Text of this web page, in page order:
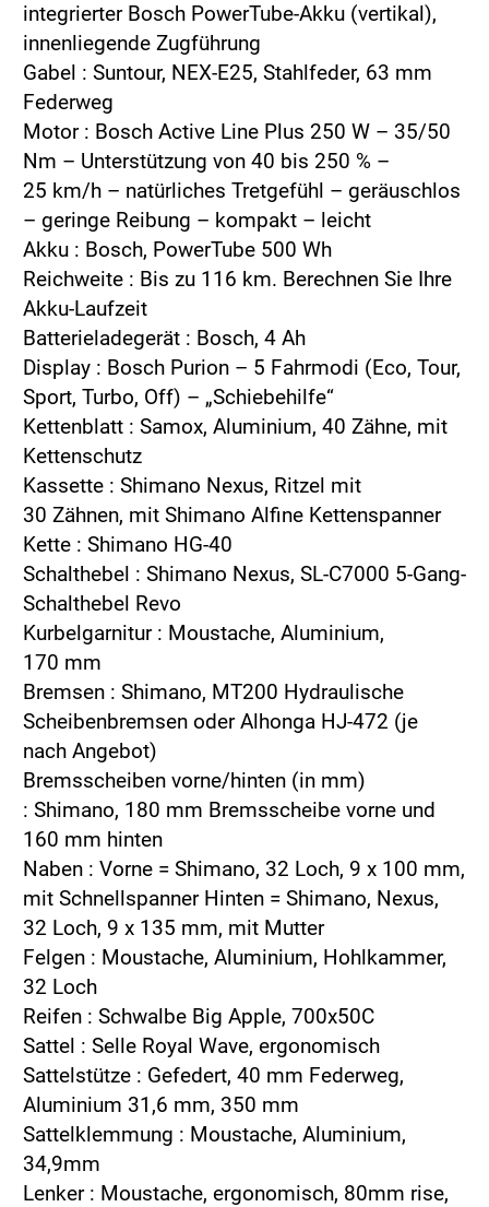
integrierter Bosch PowerTube-Akku (vertikal),
innenliegende Zugführung
Gabel : Suntour, NEX-E25, Stahlfeder, 63 mm
Federweg
Motor : Bosch Active Line Plus 250 W – 35/50
Nm – Unterstützung von 40 bis 250 % –
25 km/h – natürliches Tretgefühl – geräuschlos
– geringe Reibung – kompakt – leicht
Akku : Bosch, PowerTube 500 Wh
Reichweite : Bis zu 116 km. Berechnen Sie Ihre
Akku-Laufzeit
Batterieladegerät : Bosch, 4 Ah
Display : Bosch Purion – 5 Fahrmodi (Eco, Tour,
Sport, Turbo, Off) – „Schiebehilfe“
Kettenblatt : Samox, Aluminium, 40 Zähne, mit
Kettenschutz
Kassette : Shimano Nexus, Ritzel mit
30 Zähnen, mit Shimano Alfine Kettenspanner
Kette : Shimano HG-40
Schalthebel : Shimano Nexus, SL-C7000 5-Gang-
Schalthebel Revo
Kurbelgarnitur : Moustache, Aluminium,
170 mm
Bremsen : Shimano, MT200 Hydraulische
Scheibenbremsen oder Alhonga HJ-472 (je
nach Angebot)
Bremsscheiben vorne/hinten (in mm)
: Shimano, 180 mm Bremsscheibe vorne und
160 mm hinten
Naben : Vorne = Shimano, 32 Loch, 9 x 100 mm,
mit Schnellspanner Hinten = Shimano, Nexus,
32 Loch, 9 x 135 mm, mit Mutter
Felgen : Moustache, Aluminium, Hohlkammer,
32 Loch
Reifen : Schwalbe Big Apple, 700x50C
Sattel : Selle Royal Wave, ergonomisch
Sattelstütze : Gefedert, 40 mm Federweg,
Aluminium 31,6 mm, 350 mm
Sattelklemmung : Moustache, Aluminium,
34,9mm
Lenker : Moustache, ergonomisch, 80mm rise,